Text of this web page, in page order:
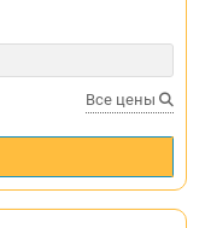
Все цены